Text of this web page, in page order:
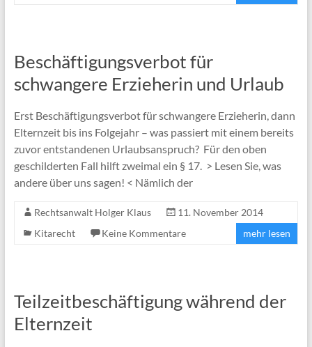
Beschäftigungsverbot für
schwangere Erzieherin und Urlaub
Erst Beschäftigungsverbot für schwangere Erzieherin, dann
Elternzeit bis ins Folgejahr – was passiert mit einem bereits
zuvor entstandenen Urlaubsanspruch? Für den oben
geschilderten Fall hilft zweimal ein § 17. > Lesen Sie, was
andere über uns sagen! < Nämlich der
Rechtsanwalt Holger Klaus
11. November 2014
Kitarecht
Keine Kommentare mehr lesen
Teilzeitbeschäftigung während der
Elternzeit